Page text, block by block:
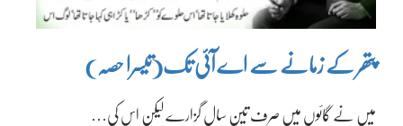
پتھر کے زمانے سے اے آئی تک(تیسرا حصہ)
میں نے گائوں میں صرف تین سال گزارے لیکن اس کی…